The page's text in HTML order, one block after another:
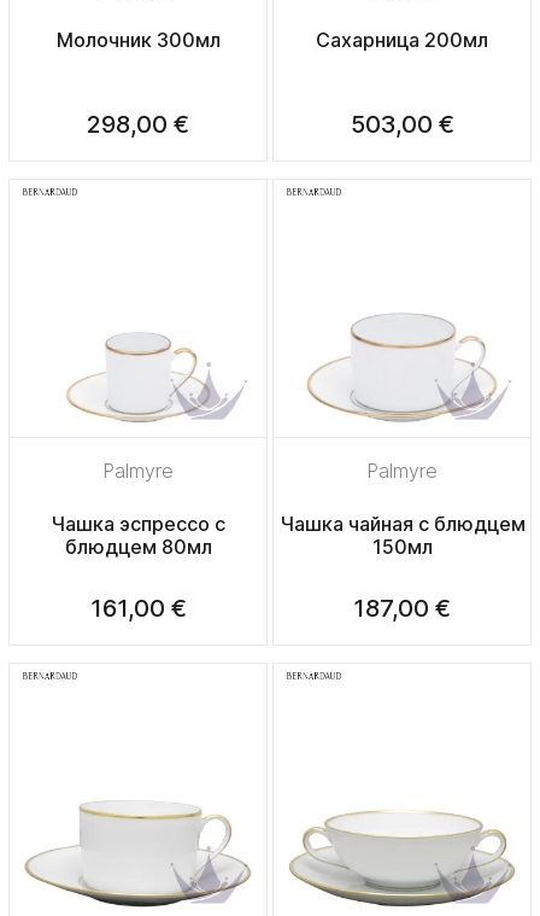
Молочник 300мл
298,00 €
Сахарница 200мл
503,00 €
Palmyre
Чашка эспрессо с
блюдцем 80мл
161,00 €
Palmyre
Чашка чайная с блюдцем
150мл
187,00 €